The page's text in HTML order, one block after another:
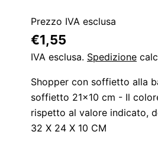
Prezzo IVA esclusa
Prezzo
regolare
€1,55
IVA esclusa. Spedizione
Shopper con soffietto alla
soffietto 21x10 cm - Il
rispetto al valore indicato,
32 X 24 X 10 CM